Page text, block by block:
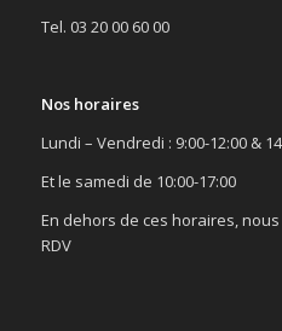
Tel. 03 20 00 60 00
Nos horaires
Lundi – Vendredi : 9:00-12:00 &
Et le samedi de 10:00-17:00
En dehors de ces horaires,
RDV